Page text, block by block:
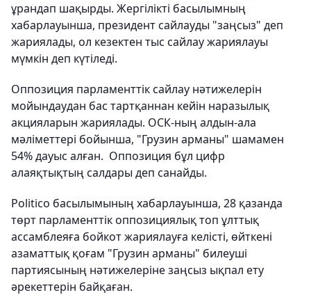
ұрандап шақырды. Жергілікті басылымның
хабарлауынша, президент сайлауды "заңсыз" деп
жариялады, ол кезектен тыс сайлау жариялауы
мүмкін деп күтіледі.
Оппозиция парламенттік сайлау нәтижелерін
мойындаудан бас тартқаннан кейін наразылық
акцияларын жариялады. ОСК-ның алдын-ала
мәліметтері бойынша, "Грузин арманы" шамамен
54% дауыс алған. Оппозиция бұл цифр
алаяқтықтың салдары деп санайды.
Politico басылымының хабарлауынша, 28 қазанда
төрт парламенттік оппозициялық топ ұлттық
ассамблеяға бойкот жариялауға келісті, өйткені
азаматтық қоғам "Грузин арманы" билеуші
партиясының нәтижелеріне заңсыз ықпал ету
әрекеттерін байқаған.